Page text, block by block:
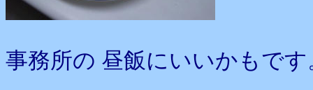
事務所の 昼飯にいいかもです